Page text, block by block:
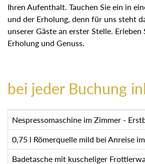
Ihren Aufenthalt. Tauchen Sie ein in
und der Erholung, denn für uns steht
unserer Gäste an erster Stelle. Erleben
Erholung und Genuss.
bei jeder Buchung
Nespressomaschine im Zimmer -
0,75 l Römerquelle mild bei Anreise
Badetasche mit kuscheliger